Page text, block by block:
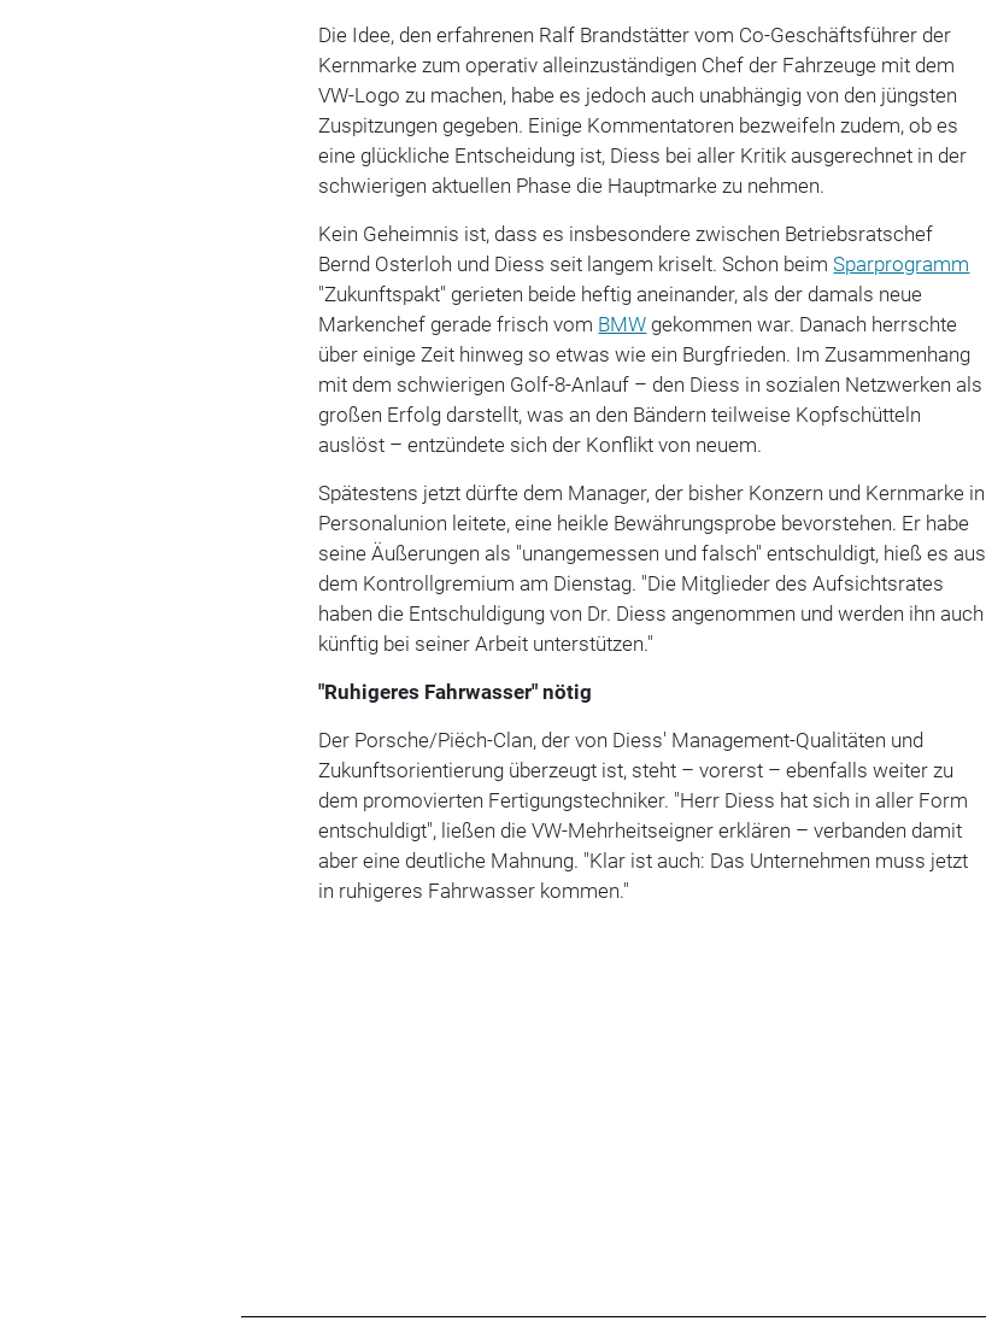
Die Idee, den erfahrenen Ralf Brandstätter vom Co-Geschäftsführer der
Kernmarke zum operativ alleinzuständigen Chef der Fahrzeuge mit dem
VW-Logo zu machen, habe es jedoch auch unabhängig von den jüngsten
Zuspitzungen gegeben. Einige Kommentatoren bezweifeln zudem, ob es
eine glückliche Entscheidung ist, Diess bei aller Kritik ausgerechnet in der
schwierigen aktuellen Phase die Hauptmarke zu nehmen.
Kein Geheimnis ist, dass es insbesondere zwischen Betriebsratschef
Bernd Osterloh und Diess seit langem kriselt. Schon beimSparprogramm
"Zukunftspakt" gerieten beide heftig aneinander, als der damals neue
Markenchef gerade frisch vom BMW gekommen war. Danach herrschte
über einige Zeit hinweg so etwas wie ein Burgfrieden. Im Zusammenhang
mit dem schwierigen Golf-8-Anlauf – den Diess in sozialen Netzwerken als
großen Erfolg darstellt, was an den Bändern teilweise Kopfschütteln
auslöst – entzündete sich der Konflikt von neuem.
Spätestens jetzt dürfte dem Manager, der bisher Konzern und Kernmarke in
Personalunion leitete, eine heikle Bewährungsprobe bevorstehen. Er habe
seine Äußerungen als "unangemessen und falsch" entschuldigt, hieß es aus
dem Kontrollgremium am Dienstag. "Die Mitglieder des Aufsichtsrates
haben die Entschuldigung von Dr. Diess angenommen und werden ihn auch
künftig bei seiner Arbeit unterstützen."
"Ruhigeres Fahrwasser" nötig
Der Porsche/Piëch-Clan, der von Diess' Management-Qualitäten und
Zukunftsorientierung überzeugt ist, steht – vorerst – ebenfalls weiter zu
dem promovierten Fertigungstechniker. "Herr Diess hat sich in aller Form
entschuldigt", ließen die VW-Mehrheitseigner erklären – verbanden damit
aber eine deutliche Mahnung. "Klar ist auch: Das Unternehmen muss jetzt
in ruhigeres Fahrwasser kommen."